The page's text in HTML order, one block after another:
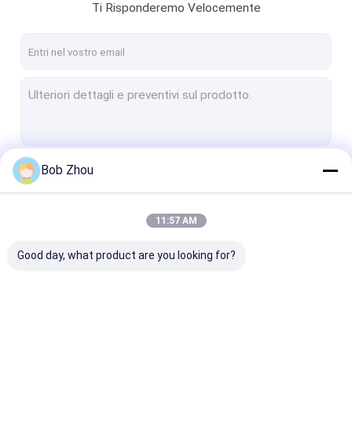
Semplice doccia
recinzione della doccia
Ti Risponderemo Velocemente
Bob Zhou
11:57 AM
Good day, what product are you looking for?